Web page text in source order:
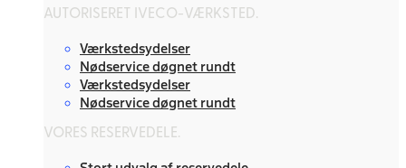
AUTORISERET IVECO-VÆRKSTED.
Værkstedsydelser
Nødservice døgnet rundt
Værkstedsydelser
Nødservice døgnet rundt
VORES RESERVEDELE.